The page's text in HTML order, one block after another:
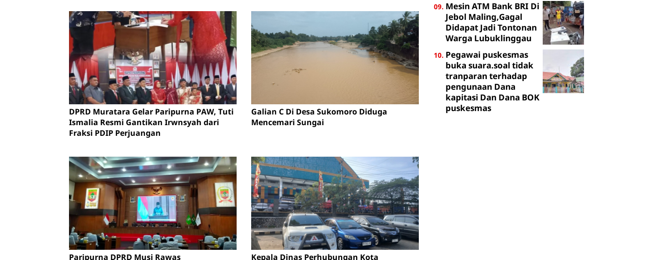
DPRD Muratara Gelar Paripurna PAW, Tuti
Ismalia Resmi Gantikan Irwnsyah dari
Fraksi PDIP Perjuangan
Galian C Di Desa Sukomoro Diduga
Mencemari Sungai
Paripurna DPRD Musi Rawas Kepala Dinas Perhubungan Kota
Mesin ATM Bank BRI Di
Jebol Maling,Gagal
Didapat Jadi Tontonan
Warga Lubuklinggau
Pegawai puskesmas
buka suara.soal tidak
tranparan terhadap
pengunaan Dana
kapitasi Dan Dana BOK
puskesmas